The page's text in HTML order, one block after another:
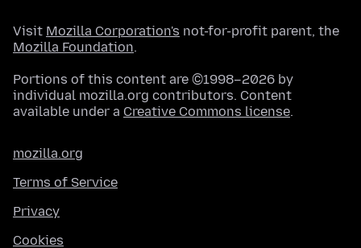
Visit Mozilla Corporation's not-for-profit parent, the
Mozilla Foundation.
Portions of this content are ©1998–2026 by
individual mozilla.org contributors. Content
available under a Creative Commons license.
mozilla.org
Terms of Service
Privacy
Cookies